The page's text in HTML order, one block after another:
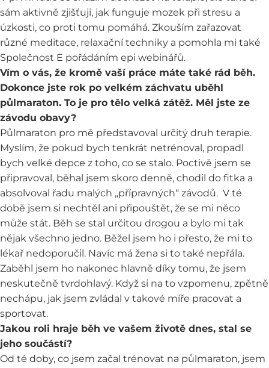
sám aktivně zjišťuji, jak funguje mozek při stresu a
úzkosti, co proti tomu pomáhá. Zkouším zařazovat
různé meditace, relaxační techniky a pomohla mi také
Společnost E pořádáním epi webinářů.
Vím o vás, že kromě vaší práce máte také rád běh.
Dokonce jste rok po velkém záchvatu uběhl
půlmaraton. To je pro tělo velká zátěž. Měl jste ze
závodu obavy?
Půlmaraton pro mě představoval určitý druh terapie.
Myslím, že pokud bych tenkrát netrénoval, propadl
bych velké depce z toho, co se stalo. Poctivě jsem se
připravoval, běhal jsem skoro denně, chodil do fitka a
absolvoval řadu malých „přípravných“ závodů. V té
době jsem si nechtěl ani připouštět, že se mi něco
může stát. Běh se stal určitou drogou a bylo mi tak
nějak všechno jedno. Běžel jsem ho i přesto, že mi to
lékař nedoporučil. Navíc má žena si to také nepřála.
Zaběhl jsem ho nakonec hlavně díky tomu, že jsem
neskutečně tvrdohlavý. Když si na to vzpomenu, zpětně
nechápu, jak jsem zvládal v takové míře pracovat a
sportovat.
Jakou roli hraje běh ve vašem životě dnes, stal se
jeho součástí?
Od té doby, co jsem začal trénovat na půlmaraton, jsem